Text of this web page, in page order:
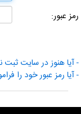
رمز عبور:
- آیا هنوز در سایت ثبت
- آیا رمز عبور خود را